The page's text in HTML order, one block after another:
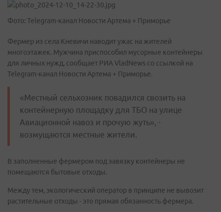
Фото: Telegram-канал Новости Артема + Приморье
Фермер из села Кневичи наводит ужас на жителей
многоэтажек. Мужчина приспособил мусорные контейнеры
для личных нужд, сообщает РИА VladNews со ссылкой на
Telegram-канал Новости Артема + Приморье.
«Местный сельхозник повадился свозить на
контейнерную площадку для ТБО на улице
Авиационной навоз и прочую жуть», -
возмущаются местные жители.
В заполненные фермером под завязку контейнеры не
помещаются бытовые отходы.
Между тем, экологический оператор в принципе не вывозит
растительные отходы - это прямая обязанность фермера.